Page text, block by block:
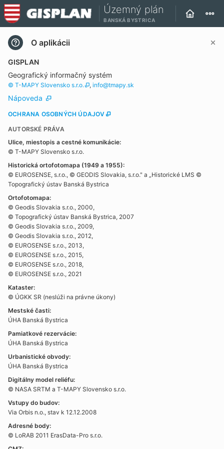
Územný plán
BANSKÁ BYSTRICA
O aplikácii
GISPLAN
Geografický informačný systém
© T-MAPY Slovensko s.r.o. , info@tmapy.sk
Nápoveda
OCHRANA OSOBNÝCH ÚDAJOV
AUTORSKÉ PRÁVA
Ulice, miestopis a cestné komunikácie:
© T-MAPY Slovensko s.r.o.
Historická ortofotomapa (1949 a 1955):
© EUROSENSE, s.r.o., © GEODIS Slovakia, s.r.o." a „Historické LMS ©
Topografický ústav Banská Bystrica
Ortofotomapa:
© Geodis Slovakia s.r.o., 2000,
© Topografický ústav Banská Bystrica, 2007
© Geodis Slovakia s.r.o., 2009,
© Geodis Slovakia s.r.o., 2012,
© EUROSENSE s.r.o., 2013,
© EUROSENSE s.r.o., 2015,
© EUROSENSE s.r.o., 2018,
© EUROSENSE s.r.o., 2021
Kataster:
© ÚGKK SR (neslúži na právne úkony)
Mestské časti:
ÚHA Banská Bystrica
Pamiatkové rezervácie:
ÚHA Banská Bystrica
Urbanistické obvody:
ÚHA Banská Bystrica
Digitálny model reliéfu:
© NASA SRTM a T-MAPY Slovensko s.r.o.
Vstupy do budov:
Via Orbis n.o., stav k 12.12.2008
Adresné body:
© LoRAB 2011 ErasData-Pro s.r.o.
0